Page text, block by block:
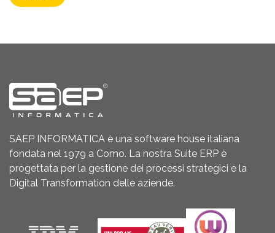
SAEP INFORMATICA è una software house italiana
fondata nel 1979 a Como. La nostra Suite ERP è
progettata per la gestione dei processi strategici e la
Digital Transformation delle aziende.